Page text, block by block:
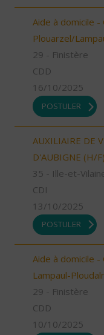
Aide à domicile -
Plouarzel/
29 - Finistère
CDD
16/10/2025
POSTULER
AUXILIAIRE DE
D'AUBIGNE (H/F)
35 - Ille-et-
CDI
13/10/2025
POSTULER
Aide à domicile -
Lampaul-
29 - Finistère
CDD
10/10/2025